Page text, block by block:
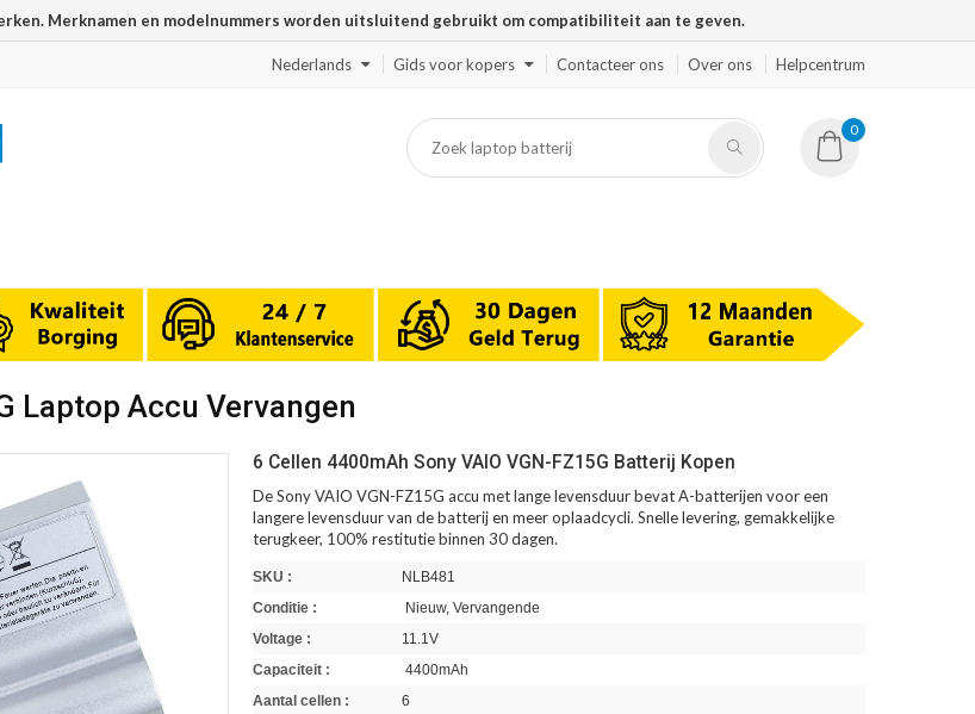
Merknamen en modelnummers worden uitsluitend gebruikt om compatibiliteit aan te geven.
Nederlands Gids voor kopers Contacteer ons Over ons Helpcentrum
0
Laptop Accu Vervangen
6 Cellen 4400mAh Sony VAIO VGN-FZ15G Batterij Kopen
De Sony VAIO VGN-FZ15G accu met lange levensduur bevat A-batterijen voor een
langere levensduur van de batterij en meer oplaadcycli. Snelle levering, gemakkelijke
terugkeer, 100% restitutie binnen 30 dagen.
SKU :
NLB481
Conditie :
Nieuw, Vervangende
Voltage :
11.1V
Capaciteit :
4400mAh
Aantal cellen :
6